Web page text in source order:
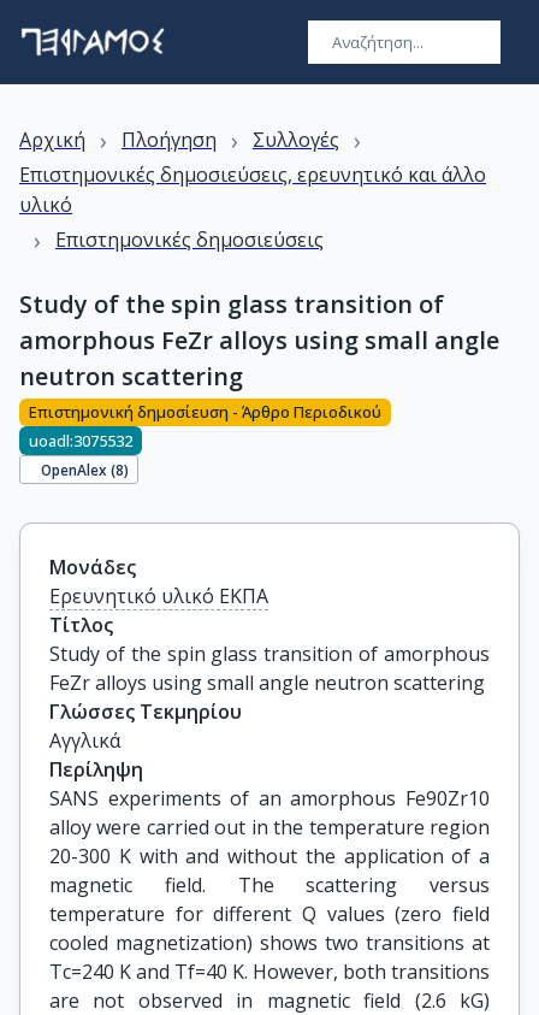
Αρχική › Πλοήγηση › Συλλογές ›
Επιστημονικές δημοσιεύσεις, ερευνητικό και άλλο
υλικό
› Επιστημονικές δημοσιεύσεις
Study of the spin glass transition of
amorphous FeZr alloys using small angle
neutron scattering
Επιστημονική δημοσίευση - Άρθρο Περιοδικού
uoadl:3075532
OpenAlex (8)
Μονάδες
Ερευνητικό υλικό ΕΚΠΑ
Τίτλος
Study of the spin glass transition of amorphous
FeZr alloys using small angle neutron scattering
Γλώσσες Τεκμηρίου
Αγγλικά
Περίληψη
SANS experiments of an amorphous Fe90Zr10
alloy were carried out in the temperature region
20-300 K with and without the application of a
magnetic field. The scattering versus
temperature for different Q values (zero field
cooled magnetization) shows two transitions at
Tc=240 K and Tf=40 K. However, both transitions
are not observed in magnetic field (2.6 kG)